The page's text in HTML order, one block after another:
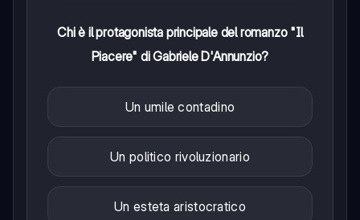
Chi è il protagonista principale del romanzo "Il
Piacere" di Gabriele D'Annunzio?
Un umile contadino
Un politico rivoluzionario
Un esteta aristocratico